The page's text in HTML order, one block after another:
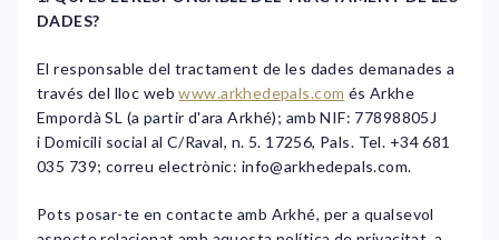
DADES?
El responsable del tractament de les dades demanades a
través del lloc webwww.arkhedepals.com és Arkhe
Empordà SL (a partir d'ara Arkhé); amb NIF: 77898805J
i Domicili social al C/Raval, n. 5. 17256, Pals. Tel. +34 681
035 739; correu electrònic: info@arkhedepals.com.
Pots posar-te en contacte amb Arkhé, per a qualsevol